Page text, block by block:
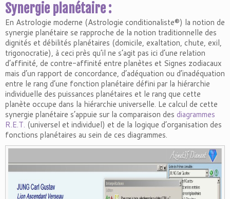
Synergie planétaire :
En Astrologie moderne (Astrologie conditionaliste®) la notion de
synergie planétaire se rapproche de la notion traditionnelle des
dignités et débilités planétaires (domicile, exaltation, chute, exil,
trigonocratie), à ceci près qu’il ne s’agit pas ici d’une relation
d’affinité, de contre-affinité entre planètes et Signes zodiacaux
mais d’un rapport de concordance, d’adéquation ou d’inadéquation
entre le rang d’une fonction planétaire défini par la hiérarchie
individuelle des puissances planétaires et le rang que cette
planète occupe dans la hiérarchie universelle. Le calcul de cette
synergie planétaire s’appuie sur la comparaison des diagrammes
R.E.T. (universel et individuel) et de la logique d’organisation des
fonctions planétaires au sein de ces diagrammes.